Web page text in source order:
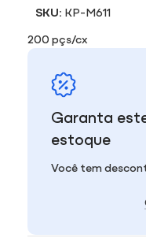
SKU: KP-M611
200 pçs/cx
Garanta
estoque
Você tem